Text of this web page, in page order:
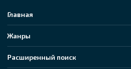
Главная
Жанры
Расширенный поиск